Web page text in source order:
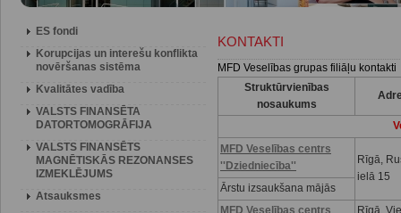
ES fondi
Korupcijas un interešu konflikta
novēršanas sistēma
Kvalitātes vadība
VALSTS FINANSĒTA
DATORTOMOGRĀFIJA
VALSTS FINANSĒTS
MAGNĒTISKĀS REZONANSES
IZMEKLĒJUMS
Atsauksmes
KONTAKTI
MFD Veselības grupas filiāļu kontakti
Struktūrvienības
nosaukums
MFD Veselības centrs
''Dziedniecība''
Rīgā,
ielā 15
Ārstu izsaukšana mājās
MFD Veselības centrs
Rīgā,